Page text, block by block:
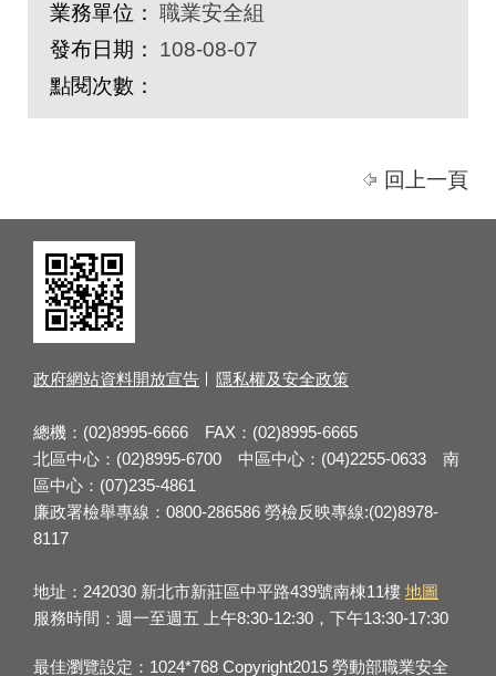
業務單位： 職業安全組
發布日期：
108-08-07
點閱次數：
回上一頁
政府網站資料開放宣告 隱私權及安全政策
總機：(02)8995-6666 FAX：(02)8995-6665
北區中心：(02)8995-6700 中區中心：(04)2255-0633 南
區中心：(07)235-4861
廉政署檢舉專線：0800-286586 勞檢反映專線:(02)8978-
8117
地址：242030 新北市新莊區中平路439號南棟11樓 地圖
服務時間：週一至週五 上午8:30-12:30，下午13:30-17:30
最佳瀏覽設定：1024*768 Copyright2015 勞動部職業安全